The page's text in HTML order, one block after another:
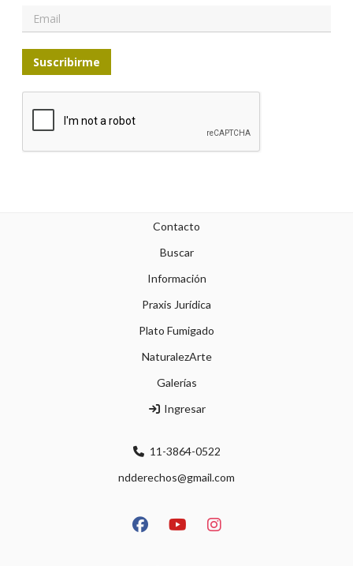
Suscribirme
Contacto
Buscar
Información
Praxis Jurídica
Plato Fumigado
NaturalezArte
Galerías
Ingresar
11-3864-0522
ndderechos@gmail.com